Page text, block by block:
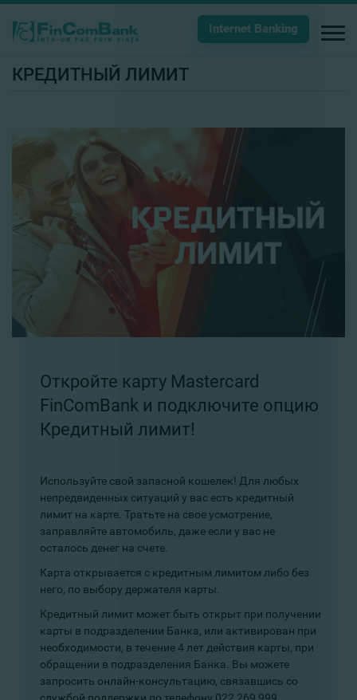
Internet Banking
КРЕДИТНЫЙ ЛИМИТ
Откройте карту Mastercard
FinComBank и подключите опцию
Кредитный лимит!
Используйте свой запасной кошелек! Для любых
непредвиденных ситуаций у вас есть кредитный
лимит на карте. Тратьте на свое усмотрение,
заправляйте автомобиль, даже если у вас не
осталось денег на счете.
Карта открывается с кредитным лимитом либо без
него, по выбору держателя карты.
Кредитный лимит может быть открыт при получении
карты в подразделении Банка, или активирован при
необходимости, в течение 4 лет действия карты, при
обращении в подразделения Банка. Вы можете
запросить онлайн-консультацию, связавшись со
службой поддержки по телефону 022 269 999.